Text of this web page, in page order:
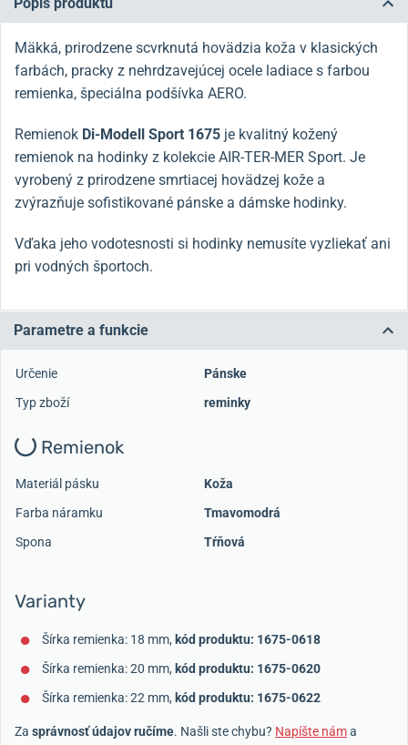
Mäkká, prirodzene scvrknutá hovädzia koža v klasických
farbách, pracky z nehrdzavejúcej ocele ladiace s farbou
remienka, špeciálna podšívka AERO.
Remienok Di-Modell Sport 1675 je kvalitný kožený
remienok na hodinky z kolekcie AIR-TER-MER Sport. Je
vyrobený z prirodzene smrtiacej hovädzej kože a
zvýrazňuje sofistikované pánske a dámske hodinky.
Vďaka jeho vodotesnosti si hodinky nemusíte vyzliekať ani
pri vodných športoch.
Parametre a funkcie
Určenie
Pánske
Typ zboží
reminky
Remienok
Materiál pásku
Koža
Farba náramku
Tmavomodrá
Spona
Tŕňová
Varianty
Šírka remienka: 18 mm, kód produktu: 1675-0618
Šírka remienka: 20 mm, kód produktu: 1675-0620
Šírka remienka: 22 mm, kód produktu: 1675-0622
Za správnosť údajov ručíme. Našli ste chybu? Napíšte náma